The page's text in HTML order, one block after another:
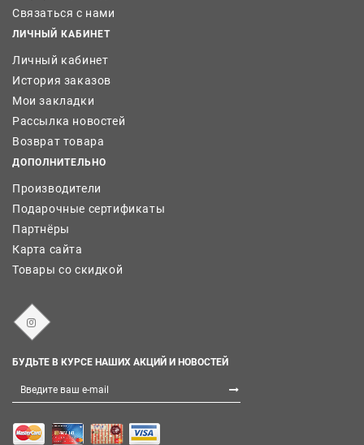
Связаться с нами
ЛИЧНЫЙ КАБИНЕТ
Личный кабинет
История заказов
Мои закладки
Рассылка новостей
Возврат товара
ДОПОЛНИТЕЛЬНО
Производители
Подарочные сертификаты
Партнёры
Карта сайта
Товары со скидкой
БУДЬТЕ В КУРСЕ НАШИХ АКЦИЙ И НОВОСТЕЙ